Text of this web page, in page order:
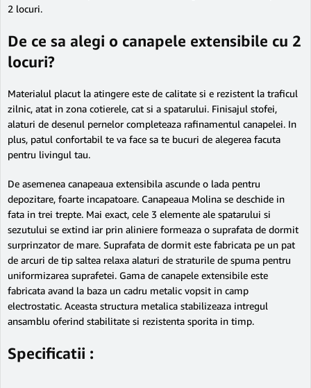
2 locuri.
De ce sa alegi o canapele extensibile cu 2
locuri?
Materialul placut la atingere este de calitate si e rezistent la traficul
zilnic, atat in zona cotierele, cat si a spatarului. Finisajul stofei,
alaturi de desenul pernelor completeaza rafinamentul canapelei. In
plus, patul confortabil te va face sa te bucuri de alegerea facuta
pentru livingul tau.
De asemenea canapeaua extensibila ascunde o lada pentru
depozitare, foarte incapatoare. Canapeaua Molina se deschide in
fata in trei trepte. Mai exact, cele 3 elemente ale spatarului si
sezutului se extind iar prin aliniere formeaza o suprafata de dormit
surprinzator de mare. Suprafata de dormit este fabricata pe un pat
de arcuri de tip saltea relaxa alaturi de straturile de spuma pentru
uniformizarea suprafetei. Gama de canapele extensibile este
fabricata avand la baza un cadru metalic vopsit in camp
electrostatic. Aceasta structura metalica stabilizeaza intregul
ansamblu oferind stabilitate si rezistenta sporita in timp.
Specificatii :